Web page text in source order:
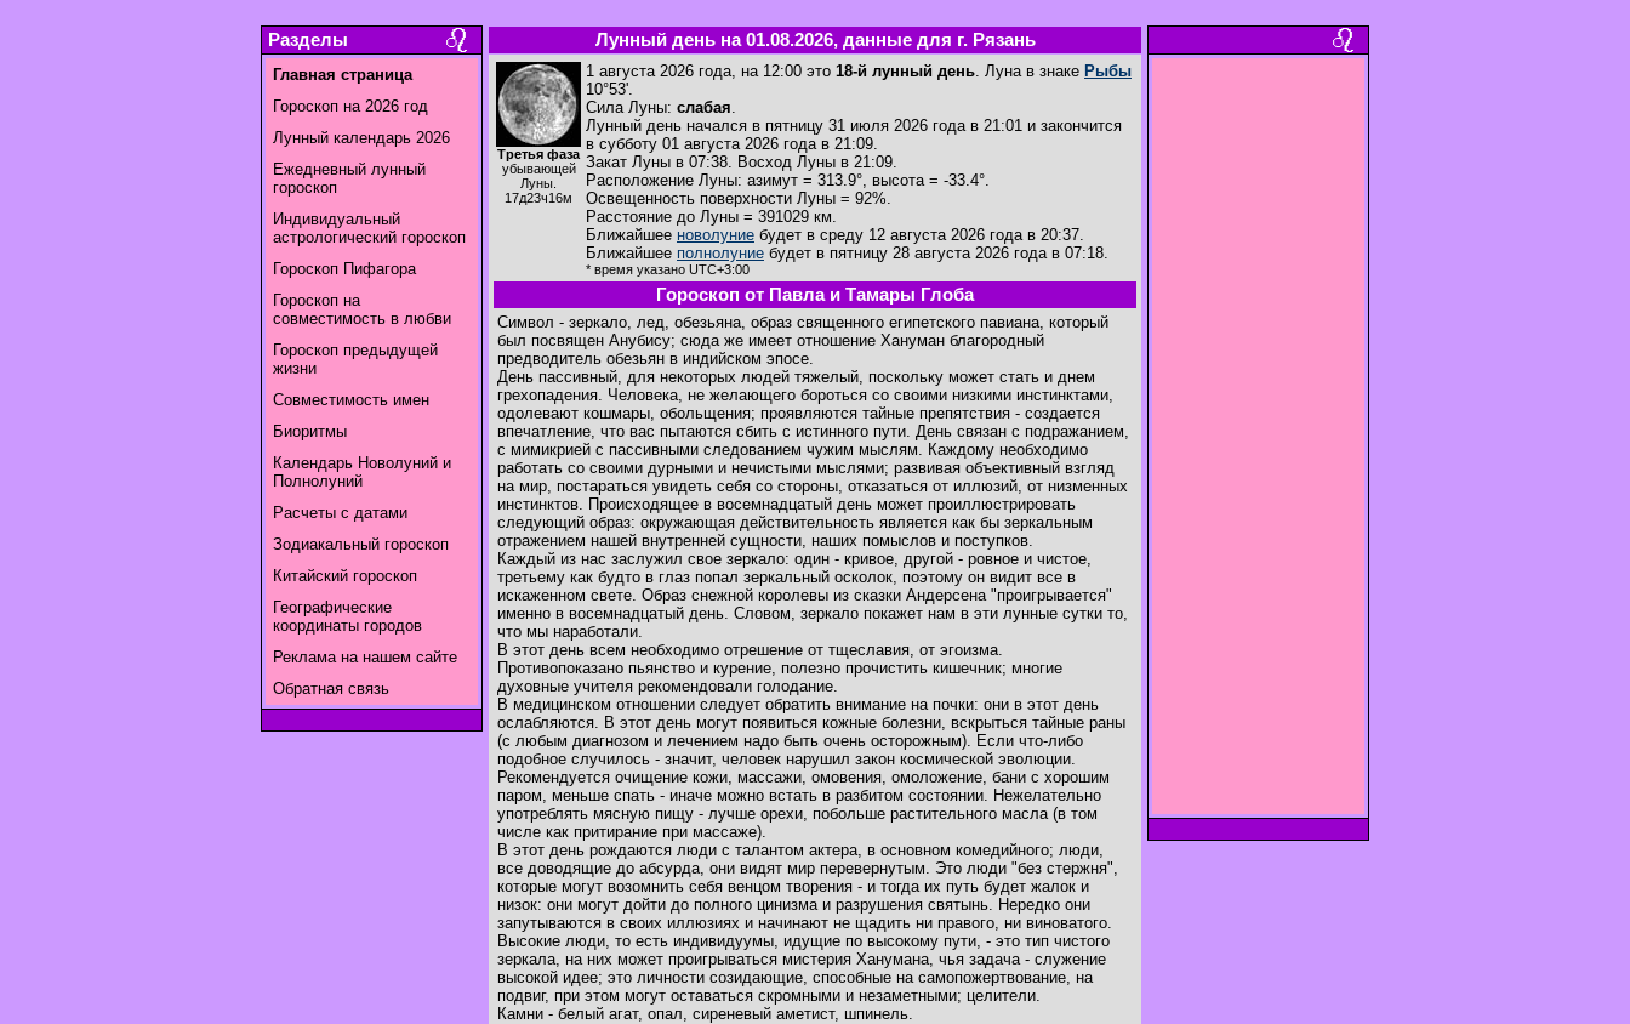
Разделы
Главная страница
Гороскоп на 2026 год
Лунный календарь 2026
Ежедневный лунный
гороскоп
Индивидуальный
астрологический гороскоп
Гороскоп Пифагора
Гороскоп на
совместимость в любви
Гороскоп предыдущей
жизни
Совместимость имен
Биоритмы
Календарь Новолуний и
Полнолуний
Расчеты с датами
Зодиакальный гороскоп
Китайский гороскоп
Географические
координаты городов
Реклама на нашем сайте
Обратная связь
Лунный день на 01.08.2026, данные для г. Рязань
Третья фаза
убывающей
Луны.
17д23ч16м
1 августа 2026 года, на 12:00 это 18-й лунный день. Луна в знаке Рыбы
10°53'.
Сила Луны: слабая.
Лунный день начался в пятницу 31 июля 2026 года в 21:01 и закончится
в субботу 01 августа 2026 года в 21:09.
Закат Луны в 07:38. Восход Луны в 21:09.
Расположение Луны: азимут = 313.9°, высота = -33.4°.
Освещенность поверхности Луны = 92%.
Расстояние до Луны = 391029 км.
Ближайшее новолуние будет в среду 12 августа 2026 года в 20:37.
Ближайшее полнолуние будет в пятницу 28 августа 2026 года в 07:18.
* время указано UTC+3:00
Гороскоп от Павла и Тамары Глоба
Символ - зеркало, лед, обезьяна, образ священного египетского павиана, который
был посвящен Анубису; сюда же имеет отношение Хануман благородный
предводитель обезьян в индийском эпосе.
День пассивный, для некоторых людей тяжелый, поскольку может стать и днем
грехопадения. Человека, не желающего бороться со своими низкими инстинктами,
одолевают кошмары, обольщения; проявляются тайные препятствия - создается
впечатление, что вас пытаются сбить с истинного пути. День связан с подражанием,
с мимикрией с пассивными следованием чужим мыслям. Каждому необходимо
работать со своими дурными и нечистыми мыслями; развивая объективный взгляд
на мир, постараться увидеть себя со стороны, отказаться от иллюзий, от низменных
инстинктов. Происходящее в восемнадцатый день может проиллюстрировать
следующий образ: окружающая действительность является как бы зеркальным
отражением нашей внутренней сущности, наших помыслов и поступков.
Каждый из нас заслужил свое зеркало: один - кривое, другой - ровное и чистое,
третьему как будто в глаз попал зеркальный осколок, поэтому он видит все в
искаженном свете. Образ снежной королевы из сказки Андерсена "проигрывается"
именно в восемнадцатый день. Словом, зеркало покажет нам в эти лунные сутки то,
что мы наработали.
В этот день всем необходимо отрешение от тщеславия, от эгоизма.
Противопоказано пьянство и курение, полезно прочистить кишечник; многие
духовные учителя рекомендовали голодание.
В медицинском отношении следует обратить внимание на почки: они в этот день
ослабляются. В этот день могут появиться кожные болезни, вскрыться тайные раны
(с любым диагнозом и лечением надо быть очень осторожным). Если что-либо
подобное случилось - значит, человек нарушил закон космической эволюции.
Рекомендуется очищение кожи, массажи, омовения, омоложение, бани с хорошим
паром, меньше спать - иначе можно встать в разбитом состоянии. Нежелательно
употреблять мясную пищу - лучше орехи, побольше растительного масла (в том
числе как притирание при массаже).
В этот день рождаются люди с талантом актера, в основном комедийного; люди,
все доводящие до абсурда, они видят мир перевернутым. Это люди "без стержня",
которые могут возомнить себя венцом творения - и тогда их путь будет жалок и
низок: они могут дойти до полного цинизма и разрушения святынь. Нередко они
запутываются в своих иллюзиях и начинают не щадить ни правого, ни виноватого.
Высокие люди, то есть индивидуумы, идущие по высокому пути, - это тип чистого
зеркала, на них может проигрываться мистерия Ханумана, чья задача - служение
высокой идее; это личности созидающие, способные на самопожертвование, на
подвиг, при этом могут оставаться скромными и незаметными; целители.
Камни - белый агат, опал, сиреневый аметист, шпинель.